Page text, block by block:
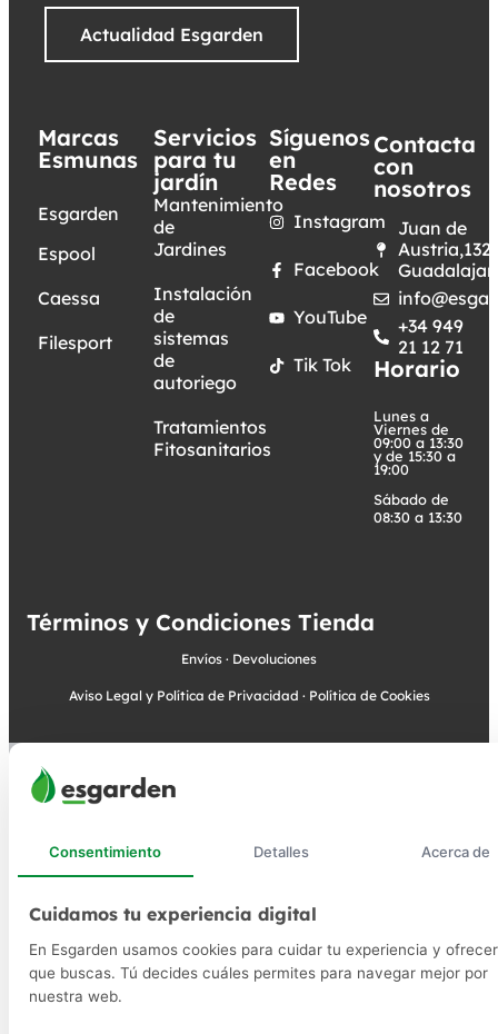
Actualidad Esgarden
Marcas
Esmunas
Esgarden
Espool
Caessa
Filesport
Servicios
para tu
jardín
Mantenimiento
de
Jardines
Instalación
de
sistemas
de
autoriego
Tratamientos
Fitosanitarios
Síguenos
en
Redes
Instagram
Facebook
YouTube
Tik Tok
Contacta
con
nosotros
Juan de
Austria,132.
+34 949
21 12 71
Horario
Lunes a
Viernes de
09:00 a 13:30
y de 15:30 a
19:00
Sábado de
08:30 a 13:30
Términos y Condiciones Tienda
Envíos · Devoluciones
Aviso Legal y Política de Privacidad · Política de Cookies
Consentimiento Detalles Acerca de
Cuidamos tu experiencia digital
En Esgarden usamos cookies para cuidar tu experiencia y
que buscas. Tú decides cuáles permites para navegar mejor por
nuestra web.